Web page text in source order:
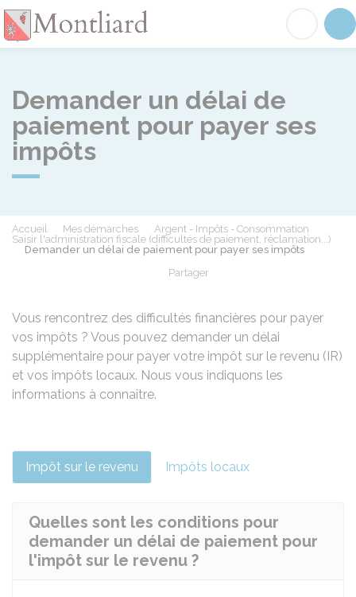
Demander un délai de
paiement pour payer ses
impôts
Accueil Mes démarches
Argent - Impôts - Consommation
Saisir l'administration fiscale (difficultés de paiement, réclamation...)
Demander un délai de paiement pour payer ses impôts
Partager
Vous rencontrez des difficultés financières pour payer
vos impôts ? Vous pouvez demander un délai
supplémentaire pour payer votre impôt sur le revenu (IR)
et vos impôts locaux. Nous vous indiquons les
informations à connaître.
Impôt sur le revenu Impôts locaux
Quelles sont les conditions pour
demander un délai de paiement pour
l'impôt sur le revenu ?